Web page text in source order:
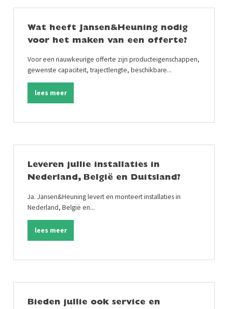
Wat heeft Jansen&Heuning nodig
voor het maken van een offerte?
Voor een nauwkeurige offerte zijn producteigenschappen,
gewenste capaciteit, trajectlengte, beschikbare...
lees meer
Leveren jullie installaties in
Nederland, België en Duitsland?
Ja. Jansen&Heuning levert en monteert installaties in
Nederland, België en...
lees meer
Bieden jullie ook service en